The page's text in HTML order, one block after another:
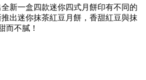
新一盒四款迷你四式月餅印有不同的
出迷你抹茶紅豆月餅，香甜紅豆與抹
而不膩！